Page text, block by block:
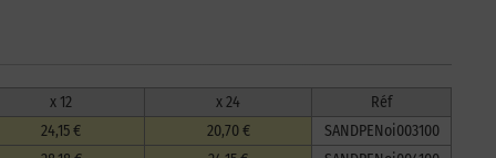
x 12 x 24
Réf
24,15 € 20,70 €
SANDPENoi003100